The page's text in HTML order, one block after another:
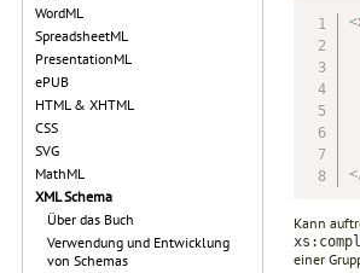
WordML
SpreadsheetML
PresentationML
ePUB
HTML & XHTML
CSS
SVG
MathML
XML Schema
Über das Buch
Verwendung und Entwicklung
von Schemas
<
Kann
einer